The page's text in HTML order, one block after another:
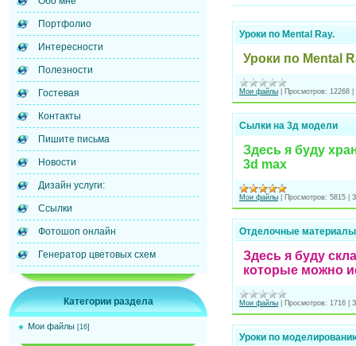
Портфолио
Интересности
Полезности
Гостевая
Контакты
Пишите письма
Новости
Дизайн услуги:
Ссылки
Фотошоп онлайн
Генератор цветовых схем
Категории раздела
Мои файлы [16]
Уроки по Mental Ray.
Уроки по Mental
Мои файлы Просмотров: 12268
Сылки на 3д модели
Здесь я буду
3d max
Мои файлы Просмотров: 5815
Отделочные материалы
Здесь я буду
которые можно
Мои файлы Просмотров: 1716
Уроки по